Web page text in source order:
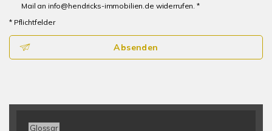
Mail an info@hendricks-immobilien.de widerrufen. *
* Pflichtfelder
Absenden
Glossar